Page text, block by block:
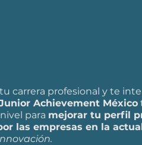
carrera profesional y te
Achievement México
para mejorar tu perfil
las empresas en la